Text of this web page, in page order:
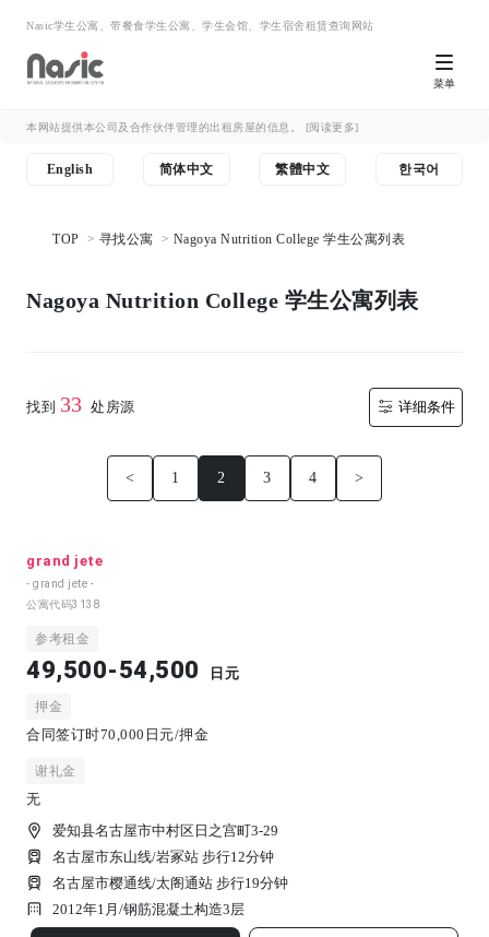
Nasic学生公寓、带餐食学生公寓、学生会馆、学生宿舍租赁查询网站
菜单
本网站提供本公司及合作伙伴管理的出租房屋的信息。 [阅读更多]
English 简体中文 繁體中文 한국어
TOP 寻找公寓 Nagoya Nutrition College 学生公寓列表
Nagoya Nutrition College 学生公寓列表
找到 33 处房源 详细条件
< 1 2 3 4 >
grand jete
- grand jete -
公寓代码3138
参考租金
49,500-54,500 日元
押金
合同签订时70,000日元/押金
谢礼金
无
爱知县名古屋市中村区日之宫町3-29
名古屋市东山线/岩冢站 步行12分钟
名古屋市樱通线/太阁通站 步行19分钟
2012年1月/钢筋混凝土构造3 层